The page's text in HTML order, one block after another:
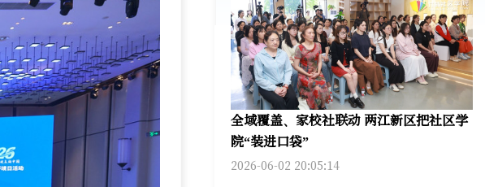
全域覆盖、家校社联动 两江新区把社区学
院“装进口袋”
2026-06-02 20:05:14